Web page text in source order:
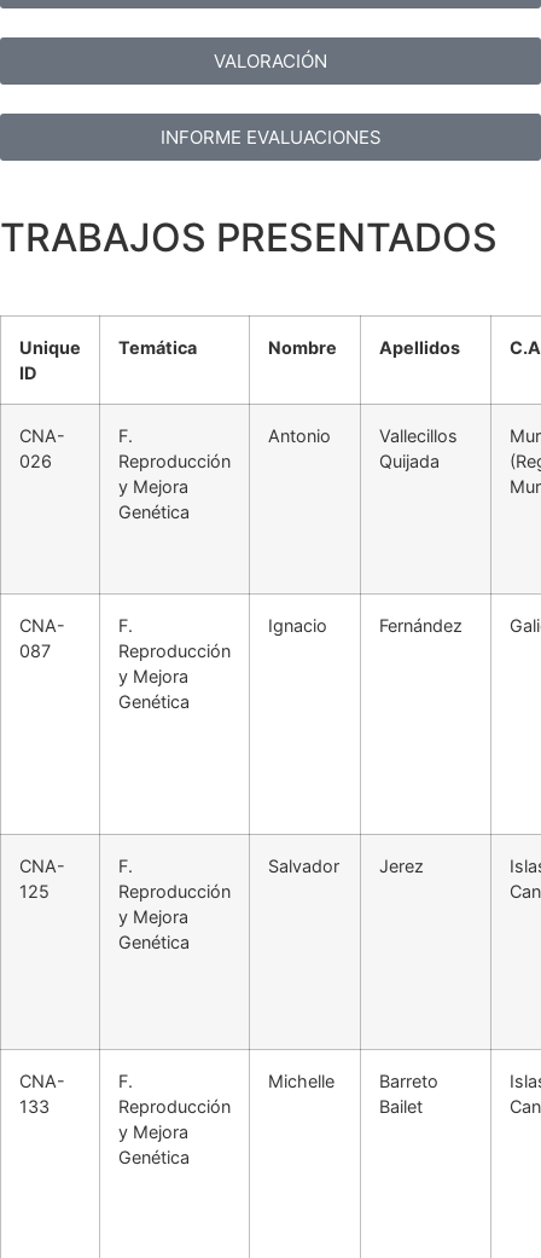
VALORACIÓN
INFORME EVALUACIONES
TRABAJOS PRESENTADOS
Unique
ID
Temática Nombre Apellidos
CNA-
026
F.
Reproducción
y Mejora
Genética
Antonio
Vallecillos
Quijada
CNA-
087
F.
Reproducción
y Mejora
Genética
Ignacio Fernández
CNA-
125
F.
Reproducción
y Mejora
Genética
Salvador Jerez
CNA-
133
F.
Reproducción
y Mejora
Genética
Michelle
Barreto
Bailet